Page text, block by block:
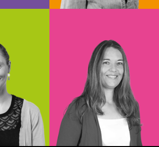
web
Katrin Beißner
gestionnaire de contenu